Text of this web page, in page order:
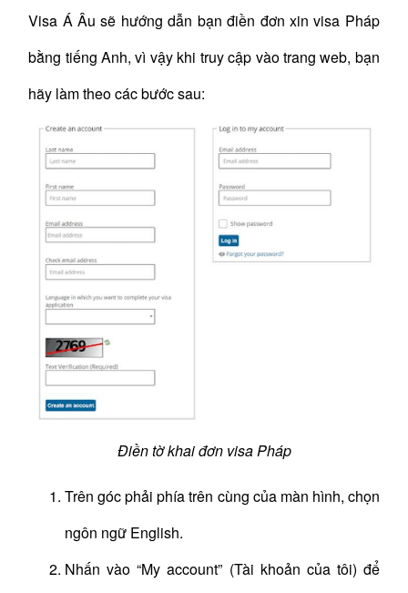
Visa Á Âu sẽ hướng dẫn bạn điền đơn xin visa Pháp
bằng tiếng Anh, vì vậy khi truy cập vào trang web, bạn
hãy làm theo các bước sau:
Điền tờ khai đơn visa Pháp
Trên góc phải phía trên cùng của màn hình, chọn
ngôn ngữ English.
Nhấn vào “My account” (Tài khoản của tôi) để